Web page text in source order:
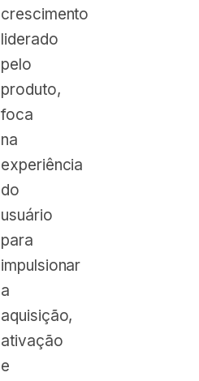
crescimento
liderado
pelo
produto,
foca
na
experiência
do
usuário
para
impulsionar
a
aquisição,
ativação
e